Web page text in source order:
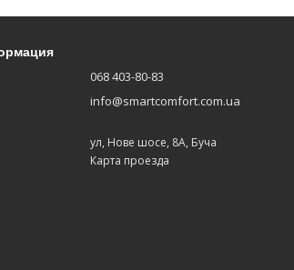
стекло в качестве основы
068 403-80-83
info@smartcomfort.com.ua
ул, Нове шосе, 8А, Буча
Карта проезда